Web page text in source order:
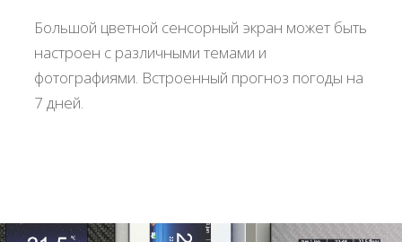
Большой цветной сенсорный экран может быть
настроен с различными темами и
фотографиями. Встроенный прогноз погоды на
7 дней.